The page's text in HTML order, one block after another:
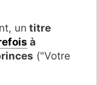
un titre
à
("Votre